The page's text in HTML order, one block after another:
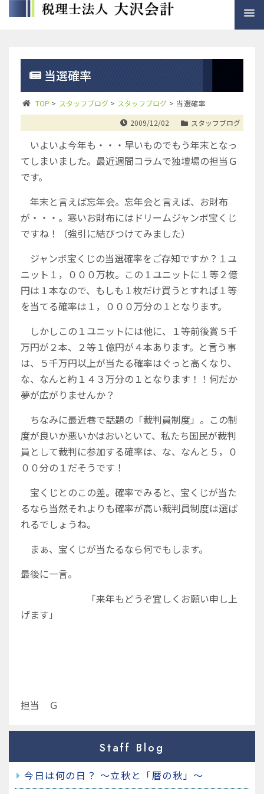
当選確率
TOP > スタッフブログ> スタッフブログ > 当選確率
2009/12/02
スタッフブログ
いよいよ今年も・・・早いものでもう年末となっ
てしまいました。最近週間コラムで独壇場の担当Ｇ
です。
年末と言えば忘年会。忘年会と言えば、お財布
が・・・。寒いお財布にはドリームジャンボ宝くじ
ですね！（強引に結びつけてみました）
ジャンボ宝くじの当選確率をご存知ですか？１ユ
ニット１，０００万枚。この１ユニットに１等２億
円は１本なので、もしも１枚だけ買うとすれば１等
を当てる確率は１，０００万分の１となります。
しかしこの１ユニットには他に、１等前後賞５千
万円が２本、２等１億円が４本あります。と言う事
は、５千万円以上が当たる確率はぐっと高くなり、
な、なんと約１４３万分の１となります！！何だか
夢が広がりませんか？
ちなみに最近巷で話題の「裁判員制度」。この制
度が良いか悪いかはおいといて、私たち国民が裁判
員として裁判に参加する確率は、な、なんと５，０
００分の１だそうです！
宝くじとのこの差。確率でみると、宝くじが当た
るなら当然それよりも確率が高い裁判員制度は選ば
れるでしょうね。
まぁ、宝くじが当たるなら何でもします。
最後に一言。
「来年もどうぞ宜しくお願い申し上
げます」
担当 Ｇ
Staff Blog
今日は何の日？ ～立秋と「暦の秋」～